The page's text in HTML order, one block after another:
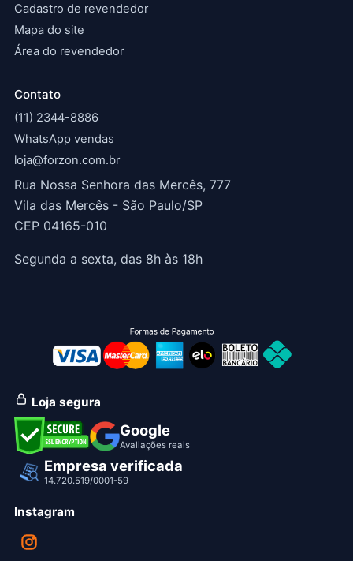
Cadastro de revendedor
Mapa do site
Área do revendedor
Contato
(11) 2344-8886
WhatsApp vendas
loja@forzon.com.br
Rua Nossa Senhora das Mercês, 777
Vila das Mercês - São Paulo/SP
CEP 04165-010
Segunda a sexta, das 8h às 18h
Loja segura
Google
Avaliações reais
Empresa verificada
14.720.519/0001-59
Instagram